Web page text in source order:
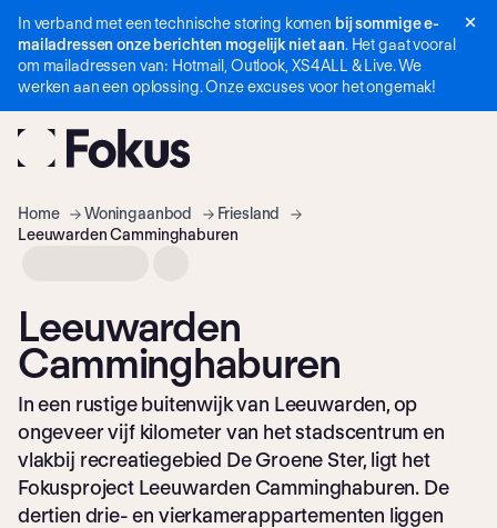
Navigatie
overslaan
In verband met een technische storing komen bij sommige e-
mailadressen onze berichten mogelijk niet aan. Het gaat vooral
om mailadressen van: Hotmail, Outlook, XS4ALL & Live. We
werken aan een oplossing. Onze excuses voor het ongemak!
Home Woning­aanbod
Friesland
Leeuwarden Camminghaburen
Leeuwarden
Camminghaburen
In een rustige buitenwijk van Leeuwarden, op
ongeveer vijf kilometer van het stadscentrum en
vlakbij recreatiegebied De Groene Ster, ligt het
Fokusproject Leeuwarden Camminghaburen. De
dertien drie- en vierkamerappartementen liggen